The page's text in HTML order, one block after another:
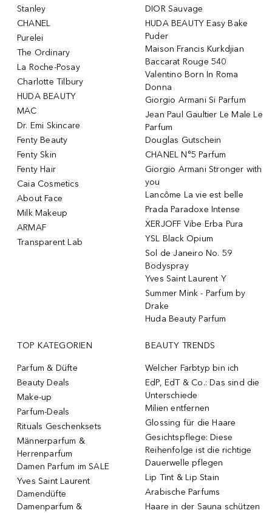
Stanley
CHANEL
Purelei
The Ordinary
La Roche-Posay
Charlotte Tilbury
HUDA BEAUTY
MAC
Dr. Emi Skincare
Fenty Beauty
Fenty Skin
Fenty Hair
Caia Cosmetics
About Face
Milk Makeup
ARMAF
Transparent Lab
DIOR Sauvage
HUDA BEAUTY Easy Bake
Puder
Maison Francis Kurkdjian
Baccarat Rouge 540
Valentino Born In Roma
Donna
Giorgio Armani Si Parfum
Jean Paul Gaultier Le Male Le
Parfum
Douglas Gutschein
CHANEL N°5 Parfum
Giorgio Armani Stronger with
you
Lancôme La vie est belle
Prada Paradoxe Intense
XERJOFF Vibe Erba Pura
YSL Black Opium
Sol de Janeiro No. 59
Bodyspray
Yves Saint Laurent Y
Summer Mink - Parfum by
Drake
Huda Beauty Parfum
TOP KATEGORIEN
Parfum & Düfte
Beauty Deals
Make-up
Parfum-Deals
Rituals Geschenksets
Männerparfum &
Herrenparfum
Damen Parfum im SALE
Yves Saint Laurent
Damendüfte
Damenparfum &
BEAUTY TRENDS
Welcher Farbtyp bin ich
EdP, EdT & Co.: Das sind die
Unterschiede
Milien entfernen
Glossing für die Haare
Gesichtspflege: Diese
Reihenfolge ist die richtige
Dauerwelle pflegen
Lip Tint & Lip Stain
Arabische Parfums
Haare in der Sauna schützen